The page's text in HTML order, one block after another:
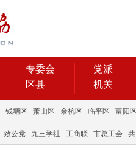
专委会
区县
党派
机关
钱塘区 萧山区 余杭区 临平区 富阳
致公党 九三学社 工商联 市总工会